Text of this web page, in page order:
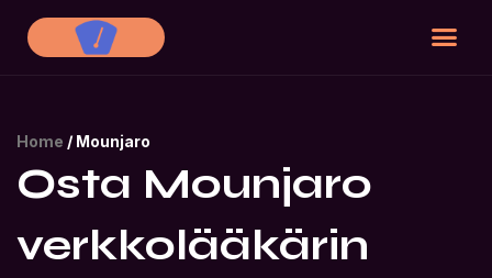
Home / Mounjaro
Osta Mounjaro
verkkolääkärin